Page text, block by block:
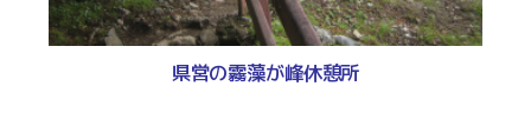
県営の霧藻が峰休憩所